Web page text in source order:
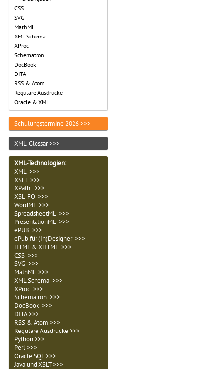
CSS
SVG
MathML
XML Schema
XProc
Schematron
DocBook
DITA
RSS & Atom
Reguläre Ausdrücke
Oracle & XML
Schulungstermine 2026 >>>
XML-Glossar >>>
XML-Technologien:
XML >>>
XSLT >>>
XPath >>>
XSL-FO >>>
WordML >>>
SpreadsheetML >>>
PresentationML >>>
ePUB >>>
ePub für (In)Designer >>>
HTML & XHTML >>>
CSS >>>
SVG >>>
MathML >>>
XML Schema >>>
XProc >>>
Schematron >>>
DocBook >>>
DITA >>>
RSS & Atom >>>
Reguläre Ausdrücke >>>
Python >>>
Perl >>>
Oracle SQL >>>
Java und XSLT >>>